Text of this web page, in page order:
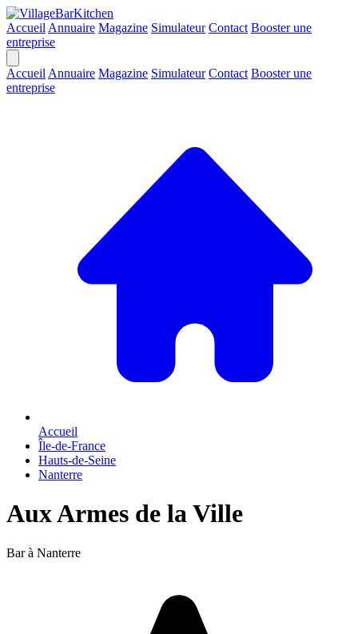
Accueil Annuaire Magazine Simulateur Contact Booster une
entreprise
Accueil Annuaire Magazine Simulateur Contact Booster une
entreprise
Accueil
Île-de-France
Hauts-de-Seine
Nanterre
Aux Armes de la Ville
Bar à Nanterre